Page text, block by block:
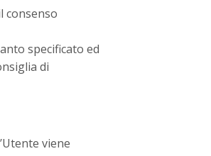
consenso
specificato ed
di
viene